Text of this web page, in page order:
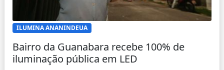
ILUMINA ANANINDEUA
Bairro da Guanabara recebe 100% de
iluminação pública em LED